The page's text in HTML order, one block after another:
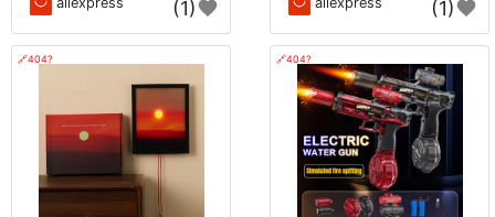
(1) (1)
🔗404? 🔗404?